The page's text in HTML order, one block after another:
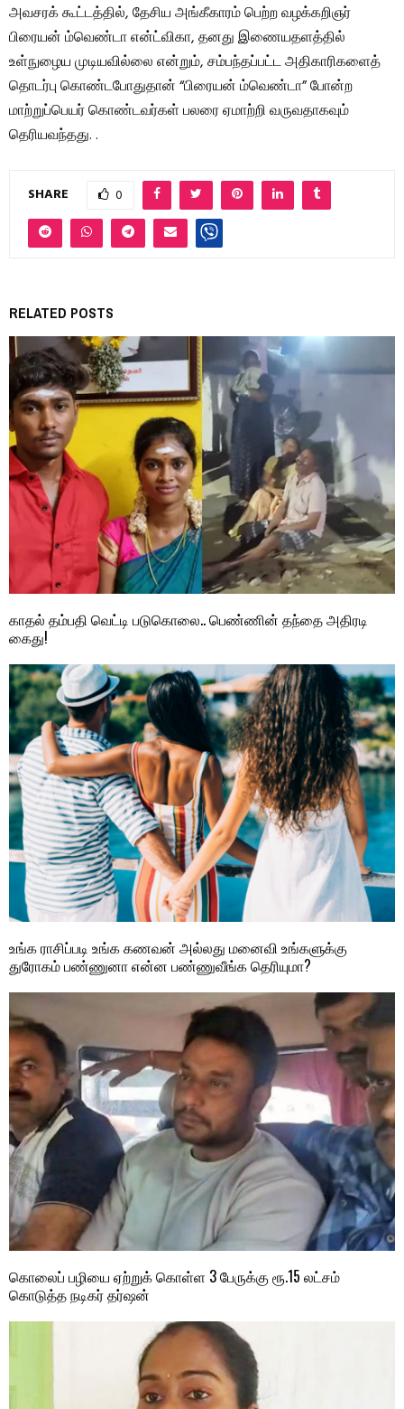
அவசரக் கூட்டத்தில், தேசிய அங்கீகாரம் பெற்ற வழக்கறிஞர்
பிரையன் ம்வெண்டா என்ட்விகா, தனது இணையதளத்தில்
உள்நுழைய முடியவில்லை என்றும், சம்பந்தப்பட்ட அதிகாரிகளைத்
தொடர்பு கொண்டபோதுதான் “பிரையன் ம்வெண்டா” போன்ற
மாற்றுப்பெயர் கொண்டவர்கள் பலரை ஏமாற்றி வருவதாகவும்
தெரியவந்தது. .
SHARE 0
RELATED POSTS
காதல் தம்பதி வெட்டி படுகொலை.. பெண்ணின் தந்தை அதிரடி
கைது!
உங்க ராசிப்படி உங்க கணவன் அல்லது மனைவி உங்களுக்கு
துரோகம் பண்ணுனா என்ன பண்ணுவீங்க தெரியுமா?
கொலைப் பழியை ஏற்றுக் கொள்ள 3 பேருக்கு ரூ.15 லட்சம்
கொடுத்த நடிகர் தர்ஷன்